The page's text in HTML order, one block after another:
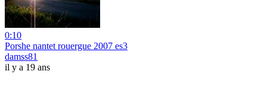
0:10
Porshe nantet rouergue 2007 es3
damss81
il y a 19 ans